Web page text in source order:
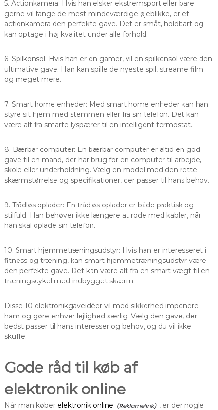
5. Actionkamera: Hvis han elsker ekstremsport eller bare
gerne vil fange de mest mindeværdige øjeblikke, er et
actionkamera den perfekte gave. Det er småt, holdbart og
kan optage i høj kvalitet under alle forhold.
6. Spilkonsol: Hvis han er en gamer, vil en spilkonsol være den
ultimative gave. Han kan spille de nyeste spil, streame film
og meget mere.
7. Smart home enheder: Med smart home enheder kan han
styre sit hjem med stemmen eller fra sin telefon. Det kan
være alt fra smarte lyspærer til en intelligent termostat.
8. Bærbar computer: En bærbar computer er altid en god
gave til en mand, der har brug for en computer til arbejde,
skole eller underholdning. Vælg en model med den rette
skærmstørrelse og specifikationer, der passer til hans behov.
9. Trådløs oplader: En trådløs oplader er både praktisk og
stilfuld. Han behøver ikke længere at rode med kabler, når
han skal oplade sin telefon.
10. Smart hjemmetræningsudstyr: Hvis han er interesseret i
fitness og træning, kan smart hjemmetræningsudstyr være
den perfekte gave. Det kan være alt fra en smart vægt til en
træningscykel med indbygget skærm.
Disse 10 elektronikgaveidéer vil med sikkerhed imponere
ham og gøre enhver lejlighed særlig. Vælg den gave, der
bedst passer til hans interesser og behov, og du vil ikke
skuffe.
Gode råd til køb af
elektronik online
Når man køber elektronik online
, er der nogle